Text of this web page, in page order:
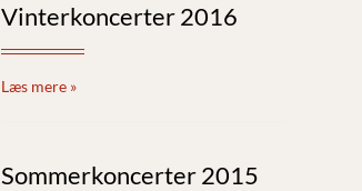
Vinterkoncerter 2016
Læs mere »
Sommerkoncerter 2015